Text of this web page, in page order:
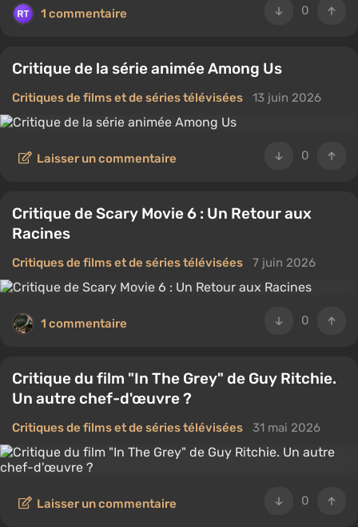
0
1 commentaire
Critique de la série animée Among Us
Critiques de films et de séries télévisées 13 juin 2026
0
Laisser un commentaire
Critique de Scary Movie 6 : Un Retour aux
Racines
Critiques de films et de séries télévisées 7 juin 2026
0
1 commentaire
Critique du film "In The Grey" de Guy Ritchie.
Un autre chef-d'œuvre ?
Critiques de films et de séries télévisées 31 mai 2026
0
Laisser un commentaire